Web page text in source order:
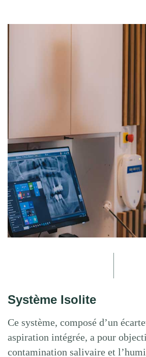
Système Isolite
Ce système, composé d’un
aspiration intégrée, a pour
contamination salivaire et